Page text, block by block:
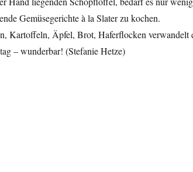
Gemüsegerichte à la Slater zu kochen.
Kartoffeln, Äpfel, Brot, Haferflocken verwandelt
– wunderbar! (Stefanie Hetze)